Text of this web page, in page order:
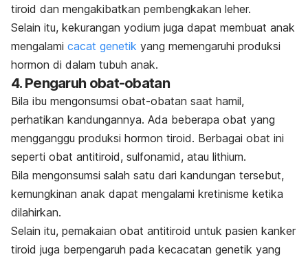
tiroid dan mengakibatkan pembengkakan leher.
Selain itu, kekurangan yodium juga dapat membuat anak
mengalami cacat genetik yang memengaruhi produksi
hormon di dalam tubuh anak.
4. Pengaruh obat-obatan
Bila ibu mengonsumsi obat-obatan saat hamil,
perhatikan kandungannya. Ada beberapa obat yang
mengganggu produksi hormon tiroid. Berbagai obat ini
seperti obat antitiroid, sulfonamid, atau lithium.
Bila mengonsumsi salah satu dari kandungan tersebut,
kemungkinan anak dapat mengalami kretinisme ketika
dilahirkan.
Selain itu, pemakaian obat antitiroid untuk pasien kanker
tiroid juga berpengaruh pada kecacatan genetik yang